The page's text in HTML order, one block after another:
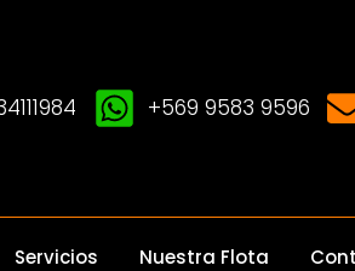
+569 9583 9596
Servicios Nuestra Flota